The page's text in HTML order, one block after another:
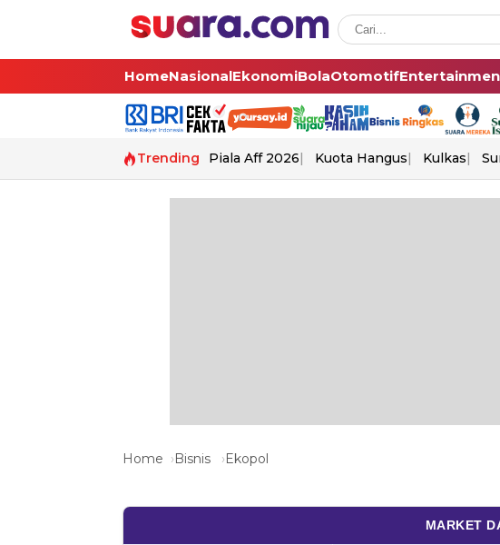
HomeNasionalEkonomiBolaOtomotif
Trending Piala Aff 2026 Kuota Hangus Kulkas
Home Bisnis Ekopol
MARKET